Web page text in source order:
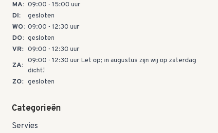
MA: 09:00 - 15:00 uur
DI:
gesloten
WO: 09:00 - 12:30 uur
DO: gesloten
VR: 09:00 - 12:30 uur
ZA:
09:00 - 12:30 uur Let op; in augustus zijn wij op zaterdag
dicht!
ZO: gesloten
Categorieën
Servies